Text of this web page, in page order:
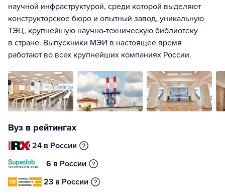
научной инфраструктурой, среди которой выделяют
конструкторское бюро и опытный завод, уникальную
ТЭЦ, крупнейшую научно-техническую библиотеку
в стране. Выпускники МЭИ в настоящее время
работают во всех крупнейших компаниях России.
Вуз в рейтингах
24 в России
6 в России
23 в России